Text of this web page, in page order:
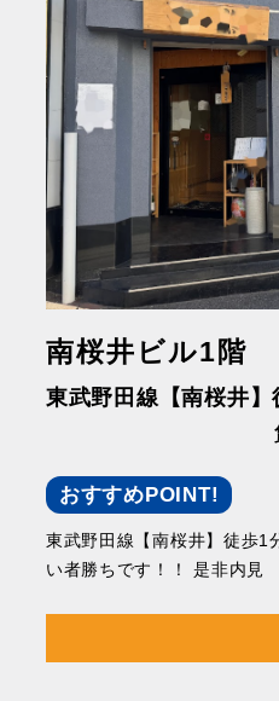
南桜井ビル1階
東武野田線【南桜井】
おすすめPOINT!
東武野田線【南桜井】徒歩
い者勝ちです！！ 是非内見